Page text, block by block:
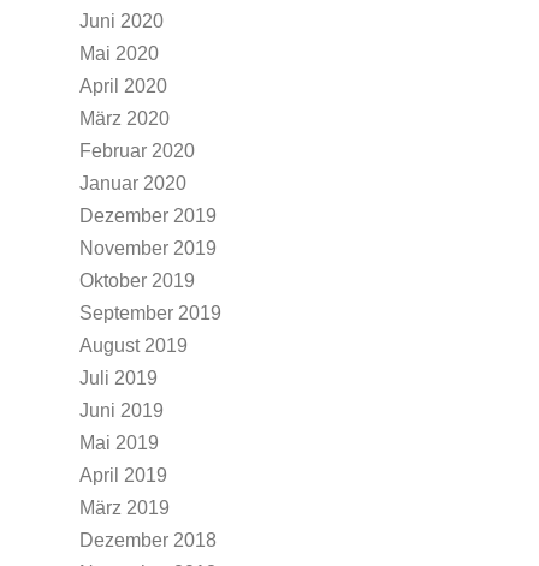
Juni 2020
Mai 2020
April 2020
März 2020
Februar 2020
Januar 2020
Dezember 2019
November 2019
Oktober 2019
September 2019
August 2019
Juli 2019
Juni 2019
Mai 2019
April 2019
März 2019
Dezember 2018